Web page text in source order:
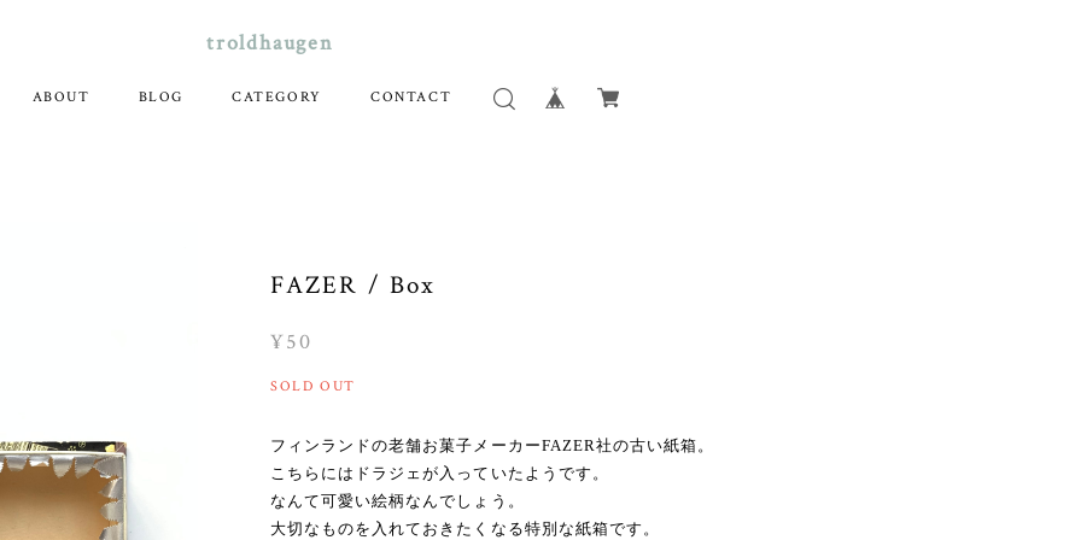
troldhaugen
ABOUT BLOG CATEGORY CONTACT
FAZER / Box
¥50
SOLD OUT
フィンランドの老舗お菓子メーカーFAZER社の古い紙箱。
こちらにはドラジェが入っていたようです。
なんて可愛い絵柄なんでしょう。
大切なものを入れておきたくなる特別な紙箱です。